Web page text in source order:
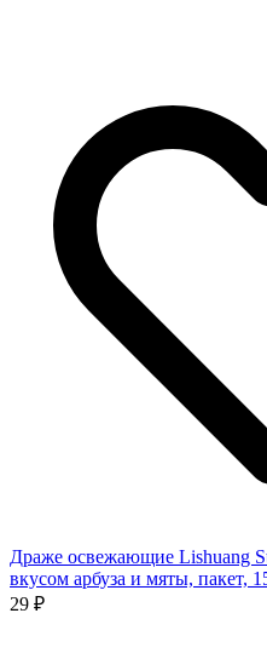
Драже освежающие Lishuang
вкусом арбуза и мяты, пакет,
29 ₽